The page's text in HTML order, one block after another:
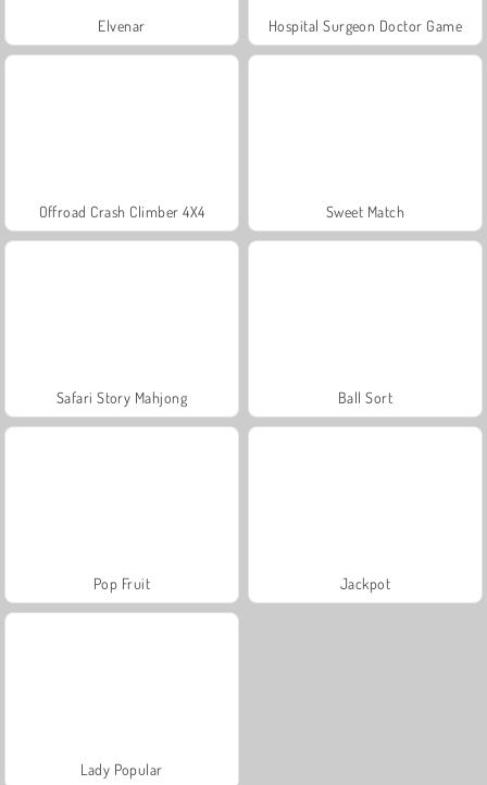
Elvenar Hospital Surgeon Doctor Game
Offroad Crash Climber 4X4 Sweet Match
Safari Story Mahjong Ball Sort
Pop Fruit Jackpot
Lady Popular